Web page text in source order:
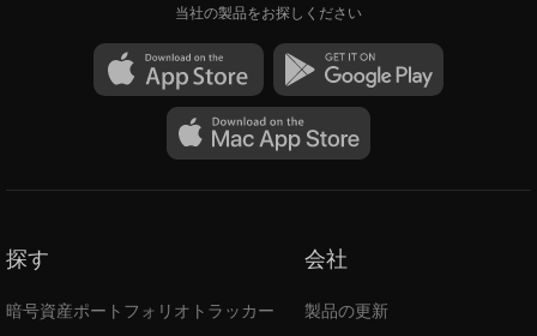
当社の製品をお探しください
探す
暗号資産ポートフォリオトラッカー
会社
製品の更新